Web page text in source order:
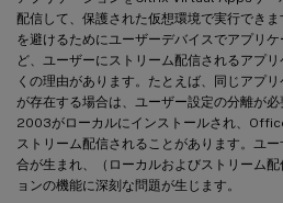
配信して、保護された仮想環境で実行でき
を避けるためにユーザーデバイスでアプリ
ど、ユーザーにストリーム配信されるアプ
くの理由があります。たとえば、同じアプ
が存在する場合は、ユーザー設定の分離が
2003がローカルにインストールされ、
ストリーム配信されることがあります。ユ
合が生まれ、（ローカルおよびストリーム
ョンの機能に深刻な問題が生じます。